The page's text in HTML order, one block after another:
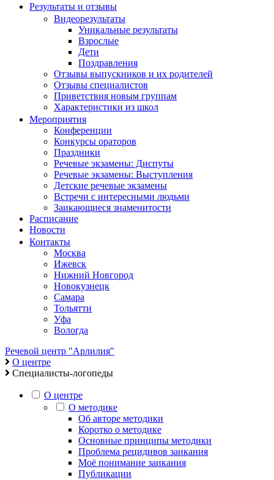
Результаты и отзывы
Видеорезультаты
Уникальные результаты
Взрослые
Дети
Поздравления
Отзывы выпускников и их родителей
Отзывы специалистов
Приветствия новым группам
Характеристики из школ
Мероприятия
Конференции
Конкурсы ораторов
Праздники
Речевые экзамены: Диспуты
Речевые экзамены: Выступления
Детские речевые экзамены
Встречи с интересными людьми
Заикающиеся знаменитости
Расписание
Новости
Контакты
Москва
Ижевск
Нижний Новгород
Новокузнецк
Самара
Тольятти
Уфа
Вологда
Речевой центр "Арлилия"
О центре
Специалисты-логопеды
О центре
О методике
Об авторе методики
Коротко о методике
Основные принципы методики
Проблема рецидивов заикания
Моё понимание заикания
Публикации